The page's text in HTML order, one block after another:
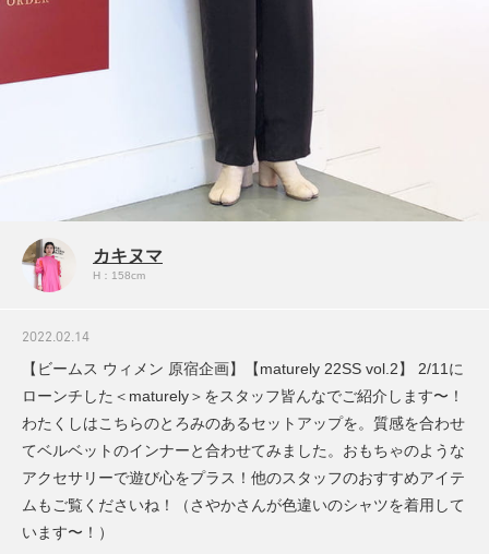
カキヌマ
H：158cm
2022.02.14
【ビームス ウィメン 原宿企画】【maturely 22SS vol.2】 2/11に
ローンチした＜maturely＞をスタッフ皆んなでご紹介します〜！
わたくしはこちらのとろみのあるセットアップを。質感を合わせ
てベルベットのインナーと合わせてみました。おもちゃのような
アクセサリーで遊び心をプラス！他のスタッフのおすすめアイテ
ムもご覧くださいね！（さやかさんが色違いのシャツを着用して
います〜！）